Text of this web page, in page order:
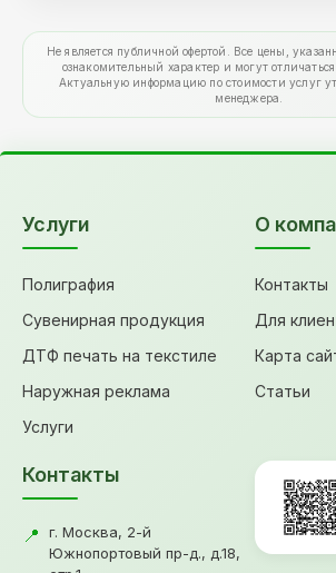
Не является публичной офертой. Все цены,
ознакомительный характер и могут
Актуальную информацию по стоимости услуг
менеджера.
Услуги
Полиграфия
Сувенирная продукция
ДТФ печать на текстиле
Наружная реклама
Услуги
О
Контакты
Для
Карта
Статьи
Контакты
📍
г. Москва, 2-й
Южнопортовый пр-д., д.18,